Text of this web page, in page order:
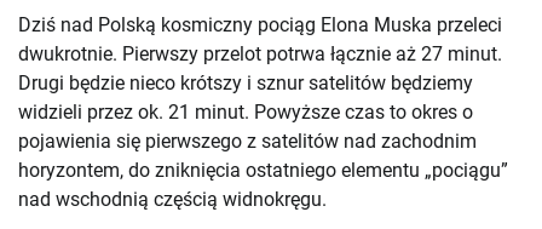
Dziś nad Polską kosmiczny pociąg Elona Muska przeleci
dwukrotnie. Pierwszy przelot potrwa łącznie aż 27 minut.
Drugi będzie nieco krótszy i sznur satelitów będziemy
widzieli przez ok. 21 minut. Powyższe czas to okres o
pojawienia się pierwszego z satelitów nad zachodnim
horyzontem, do zniknięcia ostatniego elementu „pociągu”
nad wschodnią częścią widnokręgu.